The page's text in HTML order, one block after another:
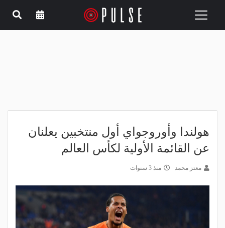
Toggle
هولندا وأوروجواي أول منتخبين يعلنان
عن القائمة الأولية لكأس العالم
معتز محمد منذ 3 سنوات